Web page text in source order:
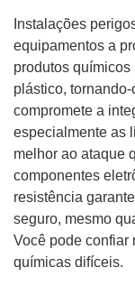
Instalações
equipamentos a
produtos
plástico,
compromete a
especialmente as
melhor ao ataque
componentes
resistência
seguro, mesmo
Você pode confiar
químicas difíceis.